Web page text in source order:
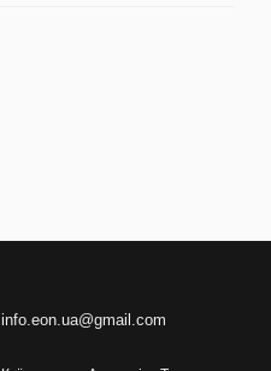
info.eon.ua@gmail.com